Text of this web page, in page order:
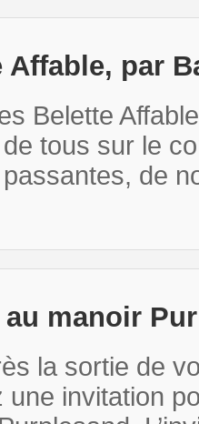
Affable, par
Belette
tous sur le
de
manoir
la sortie de
une invitation